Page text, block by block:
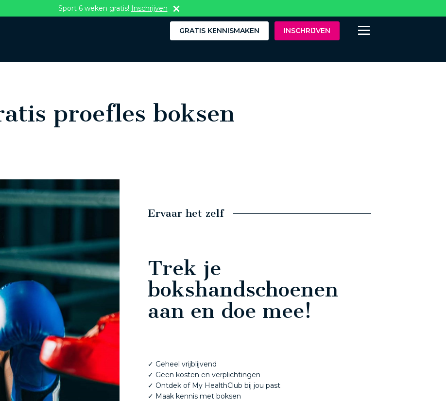
GRATIS KENNISMAKEN INSCHRIJVEN
Sport 6 weken gratis! Inschrijven
proefles boksen
Ervaar het zelf
Trek je
bokshandschoenen
aan en doe mee!
✓ Geheel vrijblijvend
✓ Geen kosten en verplichtingen
✓ Ontdek of My HealthClub bij jou past
✓ Maak kennis met boksen